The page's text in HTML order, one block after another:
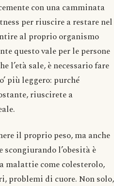
con una camminata
per riuscire a restare nel
al proprio organismo
questo vale per le persone
l’età sale, è necessario fare
più leggero: purché
riuscirete a
il proprio peso, ma anche
l’obesità è
malattie come colesterolo,
problemi di cuore. Non solo,